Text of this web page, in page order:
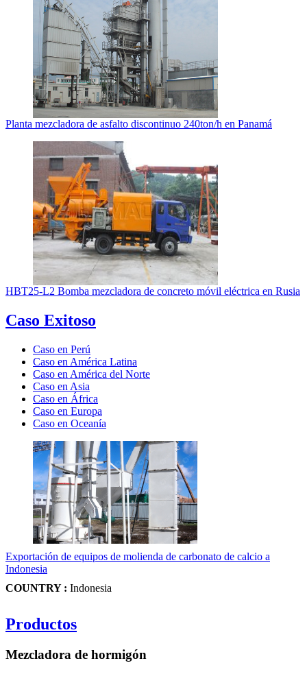
Planta mezcladora de asfalto discontinuo 240ton/h en Panamá
HBT25-L2 Bomba mezcladora de concreto móvil eléctrica en Rusia
Caso Exitoso
Caso en Perú
Caso en América Latina
Caso en América del Norte
Caso en Asia
Caso en África
Caso en Europa
Caso en Oceanía
Exportación de equipos de molienda de carbonato de calcio a
Indonesia
COUNTRY : Indonesia
Productos
Mezcladora de hormigón